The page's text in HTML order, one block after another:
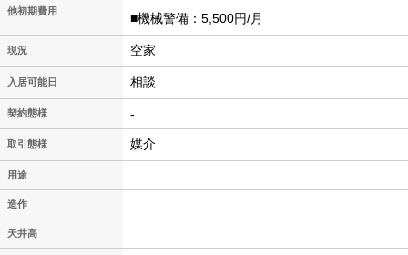
他初期費用 ■機械警備：5,500円/月
現況 空家
入居可能日 相談
契約態様 -
取引態様 媒介
用途
造作
天井高